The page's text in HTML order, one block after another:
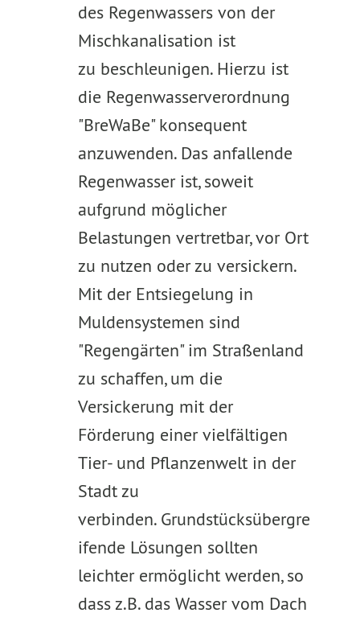
des Regenwassers von der
Mischkanalisation ist
zu beschleunigen. Hierzu ist
die Regenwasserverordnung
"BreWaBe" konsequent
anzuwenden. Das anfallende
Regenwasser ist, soweit
aufgrund möglicher
Belastungen vertretbar, vor Ort
zu nutzen oder zu versickern.
Mit der Entsiegelung in
Muldensystemen sind
"Regengärten" im Straßenland
zu schaffen, um die
Versickerung mit der
Förderung einer vielfältigen
Tier- und Pflanzenwelt in der
Stadt zu
verbinden. Grundstücksübergre
ifende Lösungen sollten
leichter ermöglicht werden, so
dass z.B. das Wasser vom Dach